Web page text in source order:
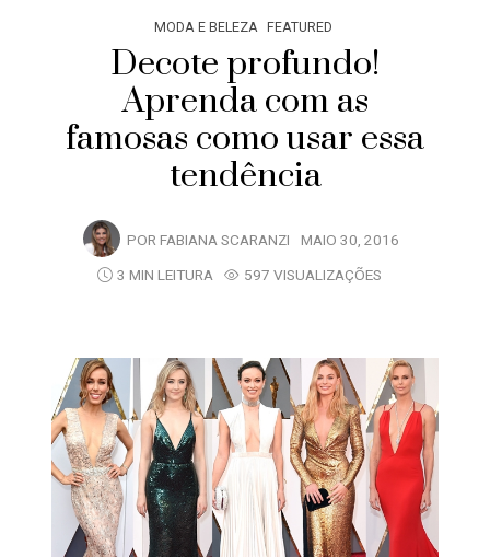
MODA E BELEZA FEATURED
Decote profundo!
Aprenda com as
famosas como usar essa
tendência
POR FABIANA SCARANZI MAIO 30, 2016
3 MIN LEITURA
597 VISUALIZAÇÕES